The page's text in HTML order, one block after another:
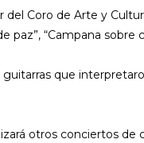
Coro de Arte y
paz”, “Campana sobre
que
otros conciertos